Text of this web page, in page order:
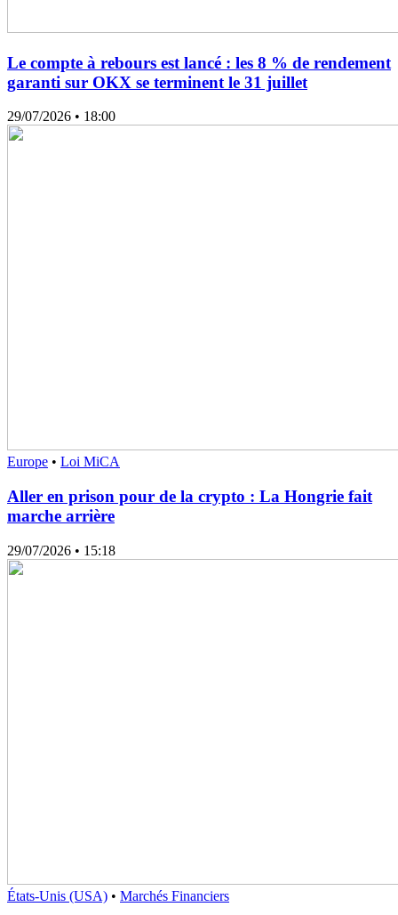
Le compte à rebours est lancé : les 8 % de rendement
garanti sur OKX se terminent le 31 juillet
29/07/2026 • 18:00
Europe • Loi MiCA
Aller en prison pour de la crypto : La Hongrie fait
marche arrière
29/07/2026 • 15:18
États-Unis (USA) • Marchés Financiers